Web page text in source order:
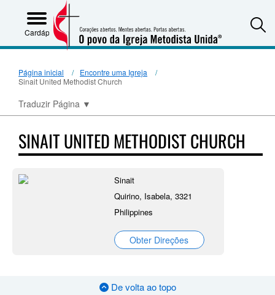
Cardápio
Página inicial
Encontre uma Igreja
Sinait United Methodist Church
Traduzir Página ▼
SINAIT UNITED METHODIST CHURCH
Sinait
Quirino, Isabela, 3321
Philippines
Obter Direções
De volta ao topo